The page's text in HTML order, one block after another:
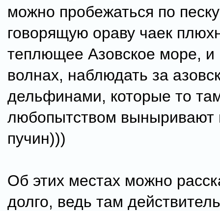
можно пробежаться по
говорящую ораву чаек
теплющее Азовское море, и
волнах, наблюдать за
дельфинами, которые то
любопытством выныривают
пучин)))
Об этих местах можно
долго, ведь там